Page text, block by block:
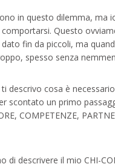
in questo dilemma, ma
Questo
fin da piccoli, ma
spesso senza
descrivo cosa è
scontato un primo
COMPETENZE,
di descrivere il mio CHI-